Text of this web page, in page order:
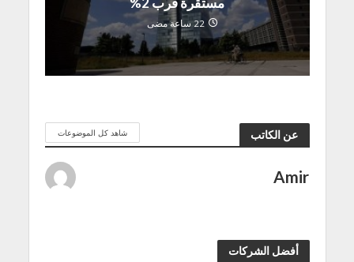
22 ساعة مضى
عن الكاتب شاهد كل الموضوعات
Amir
أفضل الشركات